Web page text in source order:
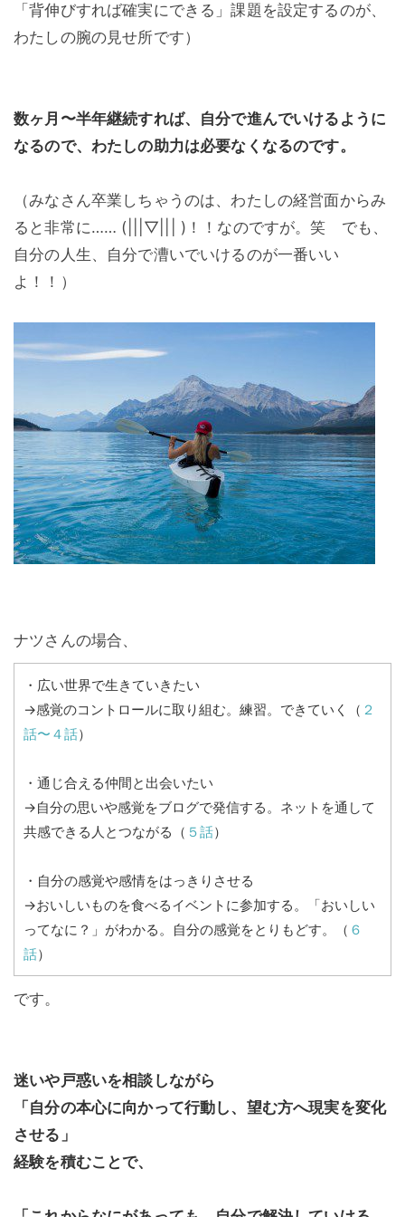
「背伸びすれば確実にできる」課題を設定するのが、
わたしの腕の見せ所です）
数ヶ月〜半年継続すれば、自分で進んでいけるように
なるので、わたしの助力は必要なくなるのです。
（みなさん卒業しちゃうのは、わたしの経営面からみ
ると非常に…… (|||▽||| )！！なのですが。笑 でも、
自分の人生、自分で漕いでいけるのが一番いい
よ！！）
ナツさんの場合、
・広い世界で生きていきたい
→感覚のコントロールに取り組む。練習。できていく（ ２
話〜４話）
・通じ合える仲間と出会いたい
→自分の思いや感覚をブログで発信する。ネットを通して
共感できる人とつながる（ ５話）
・自分の感覚や感情をはっきりさせる
→おいしいものを食べるイベントに参加する。「おいしい
ってなに？」がわかる。自分の感覚をとりもどす。（ ６
話）
です。
迷いや戸惑いを相談しながら
「自分の本心に向かって行動し、望む方へ現実を変化
させる」
経験を積むことで、